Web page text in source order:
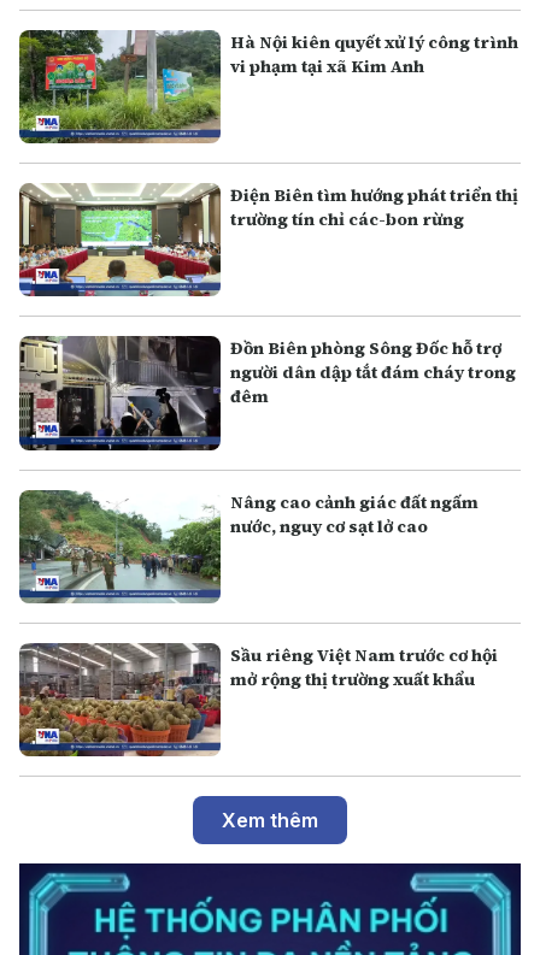
Hà Nội kiên quyết xử lý công trình
vi phạm tại xã Kim Anh
Điện Biên tìm hướng phát triển thị
trường tín chỉ các-bon rừng
Đồn Biên phòng Sông Đốc hỗ trợ
người dân dập tắt đám cháy trong
đêm
Nâng cao cảnh giác đất ngấm
nước, nguy cơ sạt lở cao
Sầu riêng Việt Nam trước cơ hội
mở rộng thị trường xuất khẩu
Xem thêm